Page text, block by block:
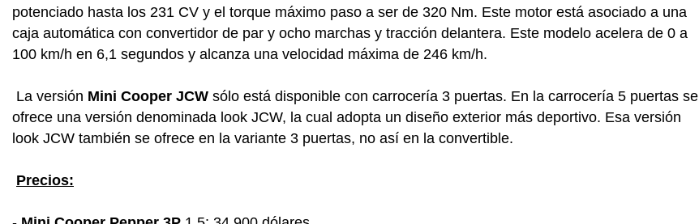
potenciado hasta los 231 CV y el torque máximo paso a ser de 320 Nm. Este motor está asociado a una
caja automática con convertidor de par y ocho marchas y tracción delantera. Este modelo acelera de 0 a
100 km/h en 6,1 segundos y alcanza una velocidad máxima de 246 km/h.
La versión Mini Cooper JCW sólo está disponible con carrocería 3 puertas. En la carrocería 5 puertas se
ofrece una versión denominada look JCW, la cual adopta un diseño exterior más deportivo. Esa versión
look JCW también se ofrece en la variante 3 puertas, no así en la convertible.
Precios: